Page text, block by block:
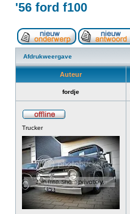
'56 ford f100
Afdrukweergave
Auteur
fordje
Trucker